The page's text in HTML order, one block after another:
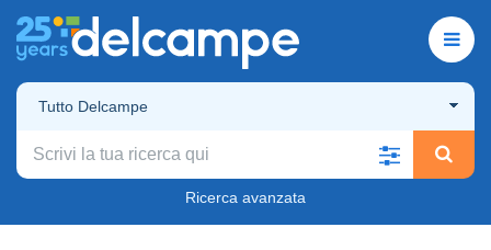
Tutto Delcampe
Ricerca avanzata